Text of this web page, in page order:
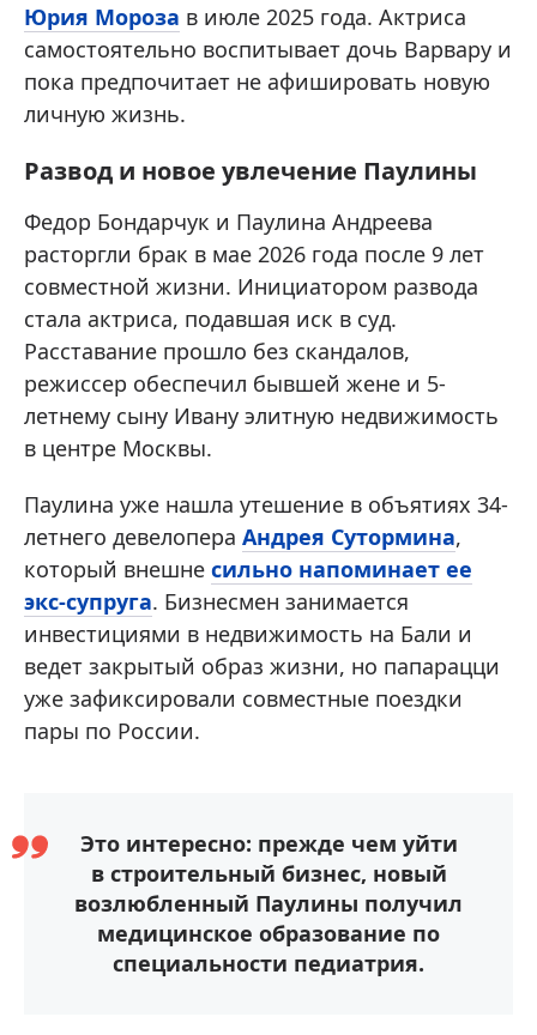
Юрия Мороза в июле 2025 года. Актриса
самостоятельно воспитывает дочь Варвару и
пока предпочитает не афишировать новую
личную жизнь.
Развод и новое увлечение Паулины
Федор Бондарчук и Паулина Андреева
расторгли брак в мае 2026 года после 9 лет
совместной жизни. Инициатором развода
стала актриса, подавшая иск в суд.
Расставание прошло без скандалов,
режиссер обеспечил бывшей жене и 5-
летнему сыну Ивану элитную недвижимость
в центре Москвы.
Паулина уже нашла утешение в объятиях 34-
летнего девелопера Андрея Сутормина,
который внешне сильно напоминает ее
экс-супруга. Бизнесмен занимается
инвестициями в недвижимость на Бали и
ведет закрытый образ жизни, но папарацци
уже зафиксировали совместные поездки
пары по России.
Это интересно: прежде чем уйти
в строительный бизнес, новый
возлюбленный Паулины получил
медицинское образование по
специальности педиатрия.